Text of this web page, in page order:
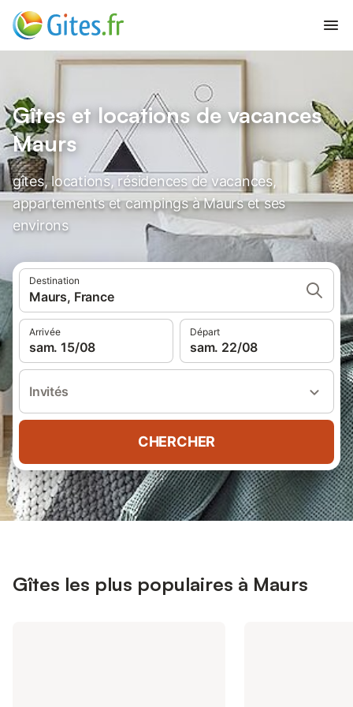
Gîtes et locations de vacances
Maurs
gîtes, locations, résidences de vacances,
appartements et campings à Maurs et ses
environs
Destination
Maurs, France
Arrivée
sam. 15/08
Départ
sam. 22/08
Invités
CHERCHER
Gîtes les plus populaires à Maurs